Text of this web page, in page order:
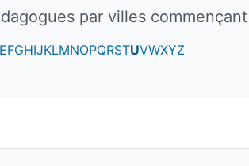
par villes
EFGHIJKLMNOPQRSTUVWXYZ